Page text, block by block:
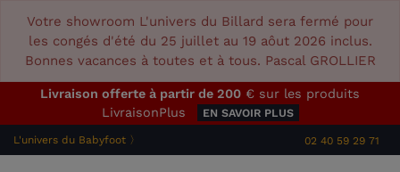
Votre showroom L'univers du Billard sera fermé pour
les congés d'été du 25 juillet au 19 aôut 2026 inclus.
Bonnes vacances à toutes et à tous. Pascal GROLLIER
Livraison offerte à partir de 200 € sur les produits
LivraisonPlus
EN SAVOIR PLUS
L'univers du Babyfoot 〉 02 40 59 29 71